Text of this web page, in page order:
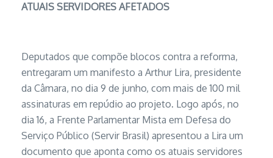
ATUAIS SERVIDORES AFETADOS
Deputados que compõe blocos contra a reforma,
entregaram um manifesto a Arthur Lira, presidente
da Câmara, no dia 9 de junho, com mais de 100 mil
assinaturas em repúdio ao projeto. Logo após, no
dia 16, a Frente Parlamentar Mista em Defesa do
Serviço Público (Servir Brasil) apresentou a Lira um
documento que aponta como os atuais servidores